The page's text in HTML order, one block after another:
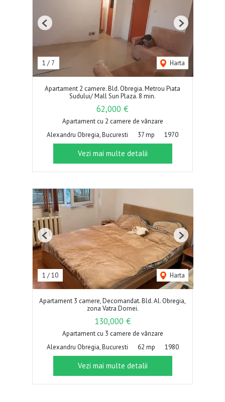
1 / 7 Harta
Previous Next
Apartament 2 camere. Bld. Obregia. Metrou Piata
Sudului/ Mall Sun Plaza. 8 min.
62,000 €
Apartament cu 2 camere de vânzare
Alexandru Obregia, Bucuresti
37 mp 1970
Vezi mai multe detalii
1 /10 Harta
Previous Next
Apartament 3 camere, Decomandat. Bld. Al. Obregia,
zona Vatra Dornei.
130,000 €
Apartament cu 3 camere de vânzare
Alexandru Obregia, Bucuresti
62 mp 1980
Vezi mai multe detalii